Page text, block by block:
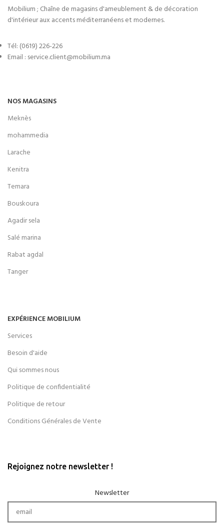
Mobilium ; Chaîne de magasins d'ameublement & de décoration
d'intérieur aux accents méditerranéens et modernes.
Tél: (0619) 226-226
Email : service.client@mobilium.ma
NOS MAGASINS
Meknès
mohammedia
Larache
Kenitra
Temara
Bouskoura
Agadir sela
Salé marina
Rabat agdal
Tanger
EXPÉRIENCE MOBILIUM
Services
Besoin d'aide
Qui sommes nous
Politique de confidentialité
Politique de retour
Conditions Générales de Vente
Rejoignez notre newsletter !
Newsletter